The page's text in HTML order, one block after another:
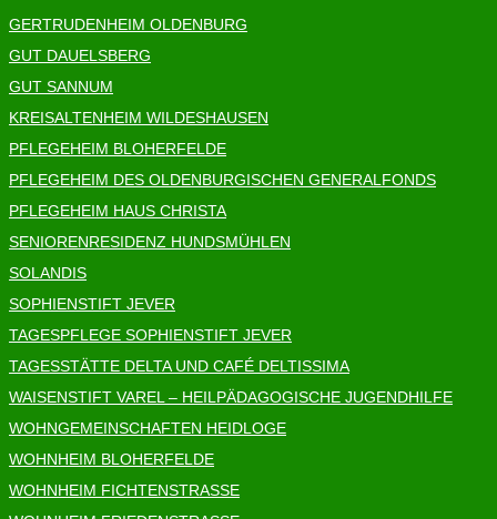
GERTRUDENHEIM OLDENBURG
GUT DAUELSBERG
GUT SANNUM
KREISALTENHEIM WILDESHAUSEN
PFLEGEHEIM BLOHERFELDE
PFLEGEHEIM DES OLDENBURGISCHEN GENERALFONDS
PFLEGEHEIM HAUS CHRISTA
SENIORENRESIDENZ HUNDSMÜHLEN
SOLANDIS
SOPHIENSTIFT JEVER
TAGESPFLEGE SOPHIENSTIFT JEVER
TAGESSTÄTTE DELTA UND CAFÉ DELTISSIMA
WAISENSTIFT VAREL – HEILPÄDAGOGISCHE JUGENDHILFE
WOHNGEMEINSCHAFTEN HEIDLOGE
WOHNHEIM BLOHERFELDE
WOHNHEIM FICHTENSTRASSE